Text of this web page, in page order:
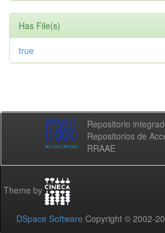
Has File(s)
true
Repositorio
Repositorios de
RRAAE
Theme by
DSpace Software Copyright © 2002-